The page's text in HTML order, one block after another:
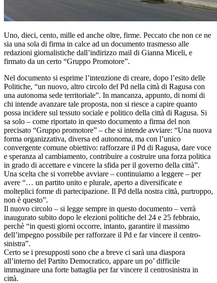
Uno, dieci, cento, mille ed anche oltre, firme. Peccato che non ce ne
sia una sola di firma in calce ad un documento trasmesso alle
redazioni giornalistiche dall’indirizzo mail di Gianna Miceli, e
firmato da un certo “Gruppo Promotore”.
Nel documento si esprime l’intenzione di creare, dopo l’esito delle
Politiche, “un nuovo, altro circolo del Pd nella città di Ragusa con
una autonoma sede territoriale”. In mancanza, appunto, di nomi di
chi intende avanzare tale proposta, non si riesce a capire quanto
possa incidere sul tessuto sociale e politico della città di Ragusa. Si
sa solo – come riportato in questo documento a firma del non
precisato “Gruppo promotore” – che si intende avviare: “Una nuova
forma organizzativa, diversa ed autonoma, ma con l’unico
convergente comune obiettivo: rafforzare il Pd di Ragusa, dare voce
e speranza al cambiamento, contribuire a costruire una forza politica
in grado di accettare e vincere la sfida per il governo della città”.
Una scelta che si vorrebbe avviare – continuiamo a leggere – per
avere “… un partito unito e plurale, aperto a diversificate e
molteplici forme di partecipazione. Il Pd della nostra città, purtroppo,
non è questo”.
Il nuovo circolo – si legge sempre in questo documento – verrà
inaugurato subito dopo le elezioni politiche del 24 e 25 febbraio,
perchè “in questi giorni occorre, intanto, garantire il massimo
dell’impegno possibile per rafforzare il Pd e far vincere il centro-
sinistra”.
Certo se i presupposti sono che a breve ci sarà una diaspora
all’interno del Partito Democratico, appare un po’ difficile
immaginare una forte battaglia per far vincere il centrosinistra in
città.